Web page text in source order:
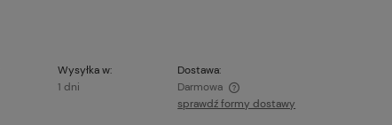
Wysyłka w:
1 dni
Dostawa:
Darmowa
sprawdź formy dostawy